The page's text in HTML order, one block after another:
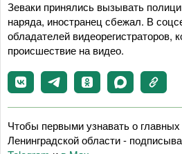
Зеваки принялись вызывать
наряда, иностранец сбежал. В
обладателей видеорегистраторов,
происшествие на видео.
Чтобы первыми узнавать о
Ленинградской области -